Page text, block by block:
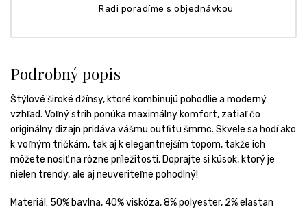
Radi poradíme s objednávkou
Podrobný popis
Štýlové široké džínsy, ktoré kombinujú pohodlie a moderný
vzhľad. Voľný strih ponúka maximálny komfort, zatiaľ čo
originálny dizajn pridáva vášmu outfitu šmrnc. Skvele sa hodí ako
k voľným tričkám, tak aj k elegantnejším topom, takže ich
môžete nosiť na rôzne príležitosti. Doprajte si kúsok, ktorý je
nielen trendy, ale aj neuveriteľne pohodlný!
Materiál: 50% bavlna, 40% viskóza, 8% polyester, 2% elastan